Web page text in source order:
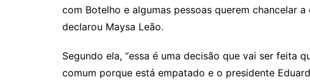
m
com Botelho e algumas pessoas querem chancelar
declarou Maysa Leão.
Segundo ela, “essa é uma decisão que vai ser feita
comum porque está empatado e o presidente